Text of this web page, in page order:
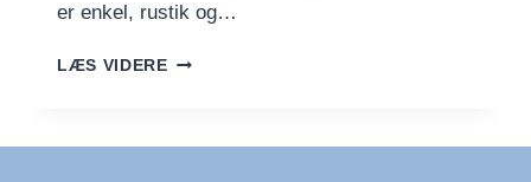
er enkel, rustik og…
LÆS VIDERETRIPPA